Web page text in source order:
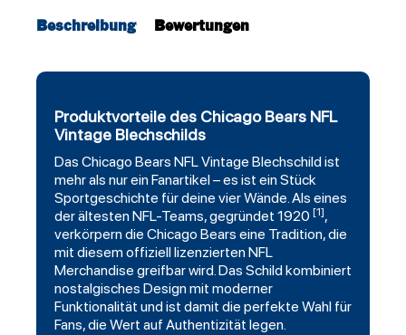
Beschreibung Bewertungen
Produktvorteile des Chicago Bears NFL
Vintage Blechschilds
Das Chicago Bears NFLVintage Blechschild ist
mehr als nur ein Fanartikel – es ist ein Stück
Sportgeschichte für deine vier Wände. Als eines
der ältesten NFL-Teams, gegründet 1920 [1],
verkörpern die Chicago Bears eine Tradition, die
mit diesem offiziell lizenzierten NFL
Merchandise greifbar wird. Das Schild kombiniert
nostalgisches Design mit moderner
Funktionalität und ist damit die perfekte Wahl für
Fans, die Wert auf Authentizität legen.